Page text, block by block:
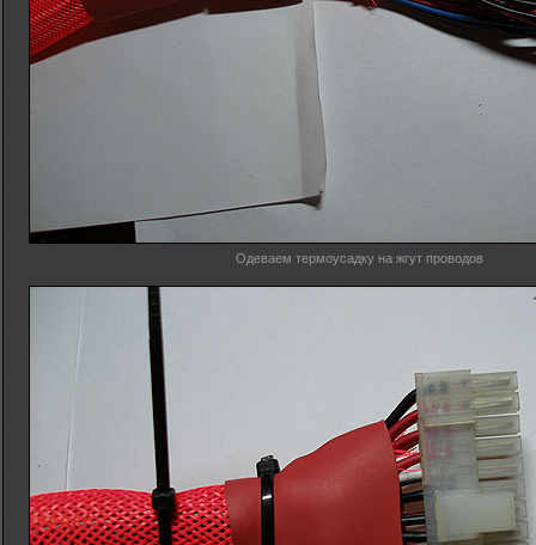
Одеваем термоусадку на жгут проводов